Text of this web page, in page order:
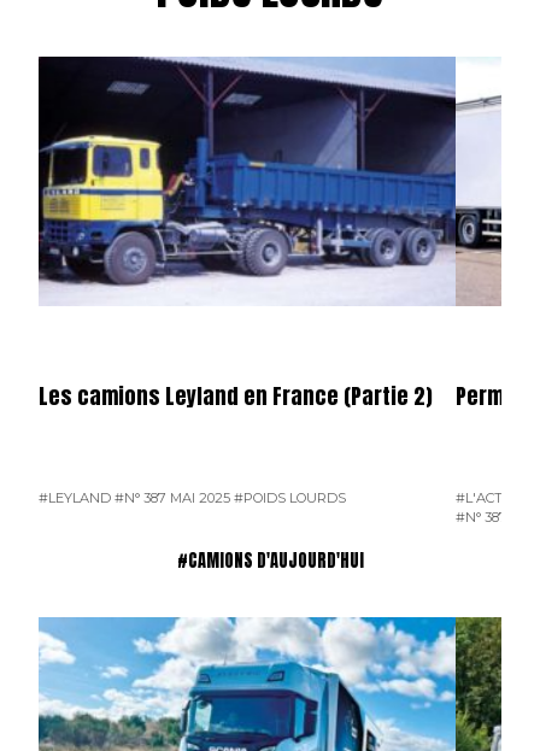
Les camions Leyland en France (Partie 2)
#LEYLAND #N° 387 MAI 2025 #POIDS LOURDS
Permier
#N° 387 MAI
#CAMIONS D'AUJOURD'HUI